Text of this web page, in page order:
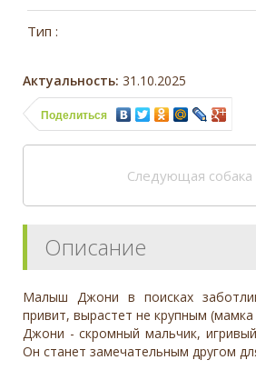
Тип :
Актуальность: 31.10.2025
Поделиться
Следующая собака
Описание
Малыш Джони в поисках
привит, вырастет не крупным
Джони - скромный мальчик,
Он станет замечательным другом